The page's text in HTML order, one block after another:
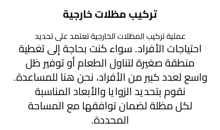
تركيب مظلات خارجية
عملية تركيب المظلات الخارجية تعتمد على تحديد
احتياجات الأفراد. سواء كنت بحاجة إلى تغطية
منطقة صغيرة لتناول الطعام أو توفير ظل
واسع لعدد كبير من الأفراد، نحن هنا للمساعدة.
نقوم بتحديد الزوايا والأبعاد المناسبة
لكل مظلة لضمان توافقها مع المساحة
المحددة.